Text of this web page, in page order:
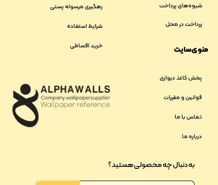
شیوه‌های پرداخت
پرداخت در محل
رهگیری مرسوله پستی
شرایط استفاده
خرید اقساطی
منوی سایت
پخش کاغذ دیواری
قوانین و مقررات
تماس با ما
درباره ما
به دنبال چه محصولی هستید؟